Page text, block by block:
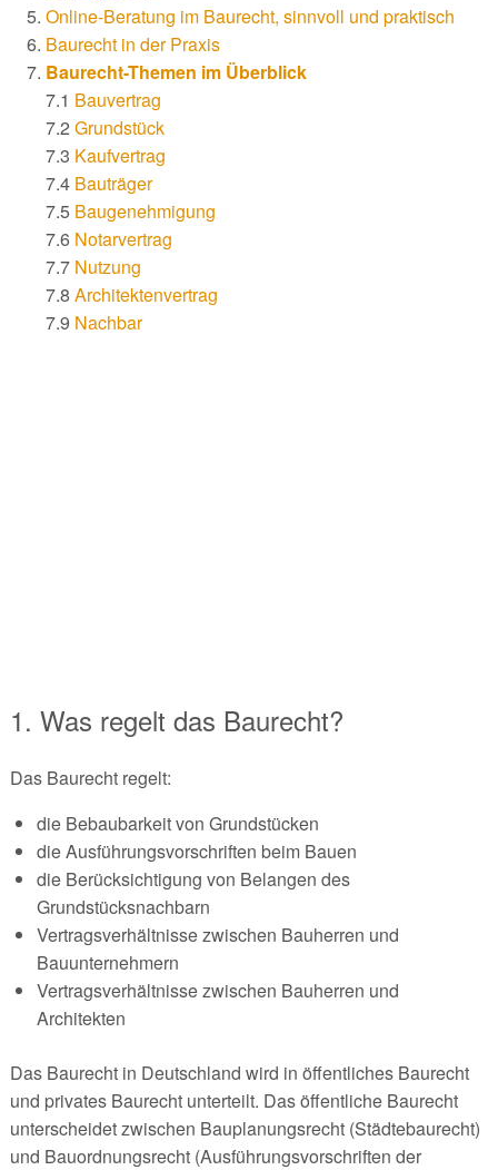
Online-Beratung im Baurecht, sinnvoll und praktisch
Baurecht in der Praxis
Baurecht-Themen im Überblick
7.1 Bauvertrag
7.2 Grundstück
7.3 Kaufvertrag
7.4 Bauträger
7.5 Baugenehmigung
7.6 Notarvertrag
7.7 Nutzung
7.8 Architektenvertrag
7.9 Nachbar
1. Was regelt das Baurecht?
Das Baurecht regelt:
die Bebaubarkeit von Grundstücken
die Ausführungsvorschriften beim Bauen
die Berücksichtigung von Belangen des
Grundstücksnachbarn
Vertragsverhältnisse zwischen Bauherren und
Bauunternehmern
Vertragsverhältnisse zwischen Bauherren und
Architekten
Das Baurecht in Deutschland wird in öffentliches Baurecht
und privates Baurecht unterteilt. Das öffentliche Baurecht
unterscheidet zwischen Bauplanungsrecht (Städtebaurecht)
und Bauordnungsrecht (Ausführungsvorschriften der